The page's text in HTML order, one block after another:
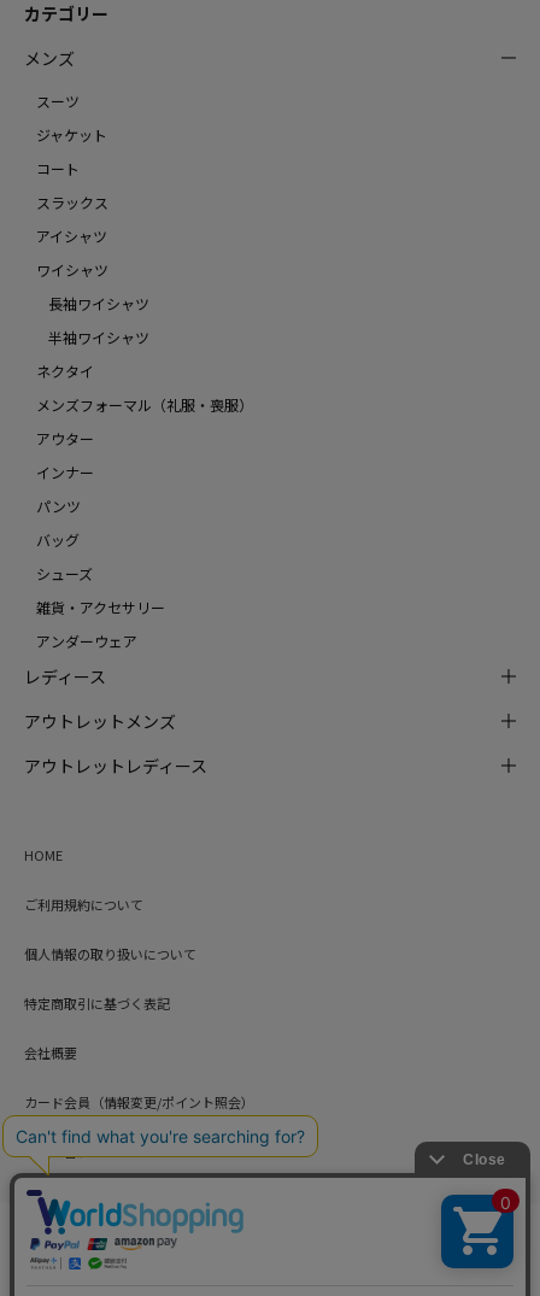
カテゴリー
メンズ
スーツ
ジャケット
コート
スラックス
アイシャツ
ワイシャツ
長袖ワイシャツ
半袖ワイシャツ
ネクタイ
メンズフォーマル（礼服・喪服）
アウター
インナー
パンツ
バッグ
シューズ
雑貨・アクセサリー
アンダーウェア
レディース
アウトレットメンズ
アウトレットレディース
HOME
ご利用規約について
個人情報の取り扱いについて
特定商取引に基づく表記
会社概要
カード会員（情報変更/ポイント照会）